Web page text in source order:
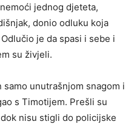
jednog djeteta,
donio odluku koja
je da spasi i sebe i
su živjeli.
unutrašnjom snagom i
s Timotijem. Prešli su
nisu stigli do policijske